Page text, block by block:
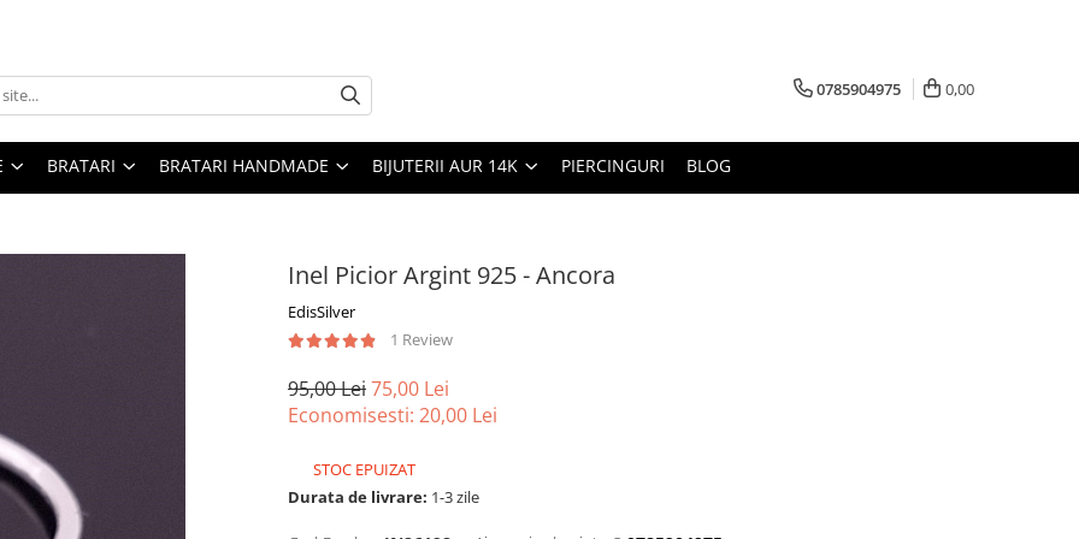
0785904975 0,00
BRATARI BRATARI HANDMADE BIJUTERII AUR 14K PIERCINGURI BLOG
Inel Picior Argint 925 - Ancora
EdisSilver
1 Review
95,00 Lei75,00 Lei
Economisesti: 20,00 Lei
STOC EPUIZAT
Durata de livrare: 1-3 zile